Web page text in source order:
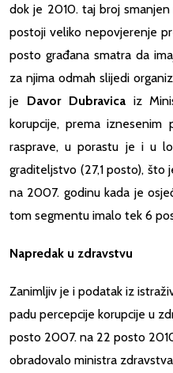
dok je 2010. taj broj
postoji veliko nepovjerenje
posto građana smatra da
za njima odmah slijedi
je Davor Dubravica iz
korupcije, prema iznesenim
rasprave, u porastu je i u
graditeljstvo (27,1 posto), što
na 2007. godinu kada je
tom segmentu imalo tek 6
Napredak u zdravstvu
Zanimljiv je i podatak iz
padu percepcije korupcije u
posto 2007. na 22 posto
obradovalo ministra